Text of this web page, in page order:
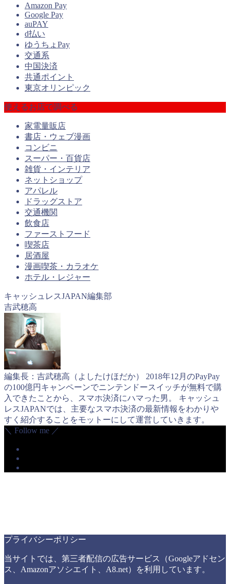
Amazon Pay
Google Pay
auPAY
d払い
ゆうちょPay
交通系
中国決済
共通ポイント
東京オリンピック
使えるお店で調べる
家電量販店
書店・ウェブ漫画
コンビニ
スーパー・百貨店
雑貨・インテリア
ネットショップ
アパレル
ドラッグストア
交通機関
飲食店
ファーストフード
喫茶店
居酒屋
漫画喫茶・カラオケ
ホテル・レジャー
キャッシュレスJAPAN編集部
吉武穂高
編集長：吉武穂高（よしたけほだか） 2018年12月のPayPay
の100億円キャンペーンでニンテンドースイッチが無料で購
入できたことから、スマホ決済にハマった男。 キャッシュ
レスJAPANでは、主要なスマホ決済の最新情報をわかりや
すく紹介することをモットーにして運営していきます。
＼ Follow me ／
プライバシーポリシー
当サイトでは、第三者配信の広告サービス（Googleアドセン
ス、Amazonアソシエイト、A8.net）を利用しています。